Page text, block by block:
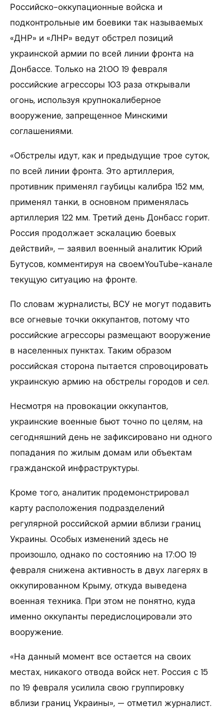
Российско-оккупационные войска и
подконтрольные им боевики так называемых
«ДНР» и «ЛНР» ведут обстрел позиций
украинской армии по всей линии фронта на
Донбассе. Только на 21:00 19 февраля
российские агрессоры 103 раза открывали
огонь, используя крупнокалиберное
вооружение, запрещенное Минскими
соглашениями.
«Обстрелы идут, как и предыдущие трое суток,
по всей линии фронта. Это артиллерия,
противник применял гаубицы калибра 152 мм,
применял танки, в основном применялась
артиллерия 122 мм. Третий день Донбасс горит.
Россия продолжает эскалацию боевых
действий», — заявил военный аналитик Юрий
Бутусов, комментируя на своемYouTube-канале
текущую ситуацию на фронте.
По словам журналисты, ВСУ не могут подавить
все огневые точки оккупантов, потому что
российские агрессоры размещают вооружение
в населенных пунктах. Таким образом
российская сторона пытается спровоцировать
украинскую армию на обстрелы городов и сел.
Несмотря на провокации оккупантов,
украинские военные бьют точно по целям, на
сегодняшний день не зафиксировано ни одного
попадания по жилым домам или объектам
гражданской инфраструктуры.
Кроме того, аналитик продемонстрировал
карту расположения подразделений
регулярной российской армии вблизи границ
Украины. Особых изменений здесь не
произошло, однако по состоянию на 17:00 19
февраля снижена активность в двух лагерях в
оккупированном Крыму, откуда выведена
военная техника. При этом не понятно, куда
именно оккупанты передислоцировали это
вооружение.
«На данный момент все остается на своих
местах, никакого отвода войск нет. Россия с 15
по 19 февраля усилила свою группировку
вблизи границ Украины», — отметил журналист.